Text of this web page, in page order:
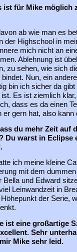
ist für Mike möglich
ab wie man es
der Highschool in
mich nicht an
Ablehnung ist
zu sehen, wie sich
Nun, ein
bin ich sicher da
Es ist ziemlich
dass es da einen
er gern hat, also
du mehr Zeit auf
Du warst in Eclipse
ich meine kleine
mit dem
Bella und Edward
Leinwandzeit in
der Serie,
ist eine großartige
Sehr
Mike sehr leid.